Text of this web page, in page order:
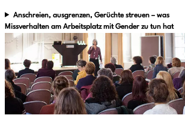
Anschreien, ausgrenzen, Gerüchte streuen – was
Missverhalten am Arbeitsplatz mit Gender zu tun hat